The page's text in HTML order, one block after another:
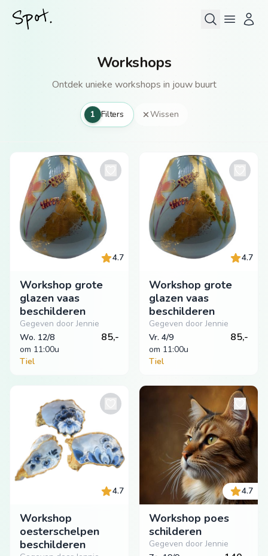
Workshops
Ontdek unieke workshops in jouw buurt
1 Filters Wissen
4.7
Workshop grote
glazen vaas
beschilderen
Gegeven door Jennie
Wo. 12/8
om 11:00u
85,-
Tiel
4.7
Workshop grote
glazen vaas
beschilderen
Gegeven door Jennie
Vr. 4/9
om 11:00u
85,-
Tiel
4.7
Workshop
oesterschelpen
beschilderen
4.7
Workshop poes
schilderen
Gegeven door Jennie